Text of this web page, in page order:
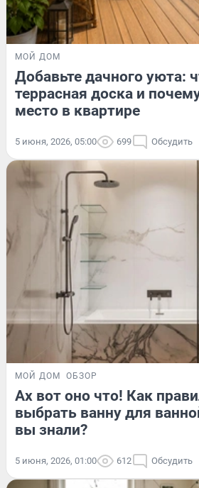
МОЙ ДОМ
Добавьте дачного уюта:
террасная доска и
место в квартире
5 июня, 2026, 05:00 699 Обсудить
МОЙ ДОМ ОБЗОР
Ах вот оно что! Как
выбрать ванну для
вы знали?
5 июня, 2026, 01:00 612 Обсудить